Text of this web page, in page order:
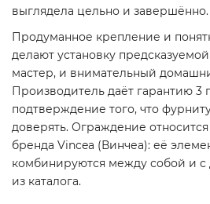
выглядела цельно и завершённо.
Продуманное крепление и
делают установку
мастер, и внимательный
Производитель даёт гарантию 3
подтверждение того, что
доверять. Ограждение
бренда Vincea (Винчеа): её
комбинируются между собой и с
из каталога.